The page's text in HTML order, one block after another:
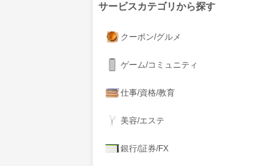
サービスカテゴリから探す
クーポン/グルメ
ゲーム/コミュニティ
仕事/資格/教育
美容/エステ
銀行/証券/FX